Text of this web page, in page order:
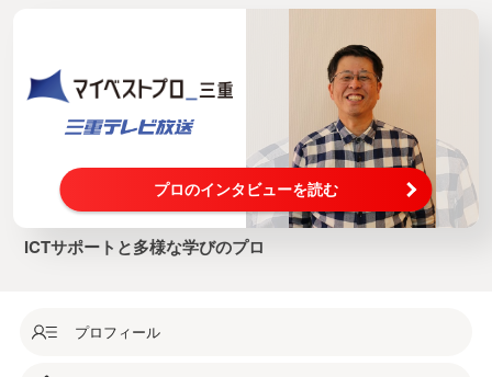
プロのインタビューを読む
ICTサポートと多様な学びのプロ
プロフィール